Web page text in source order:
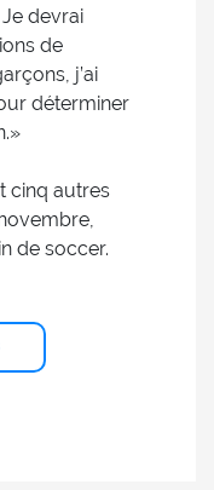
devrai
de
j’ai
déterminer
cinq autres
de soccer.